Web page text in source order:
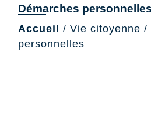
Démarches personnelles
Accueil / Vie citoyenne /
personnelles